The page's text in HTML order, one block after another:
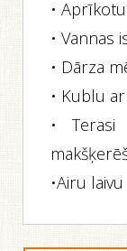
•
• Vannas
• Dārza
• Kublu
•
•Airu